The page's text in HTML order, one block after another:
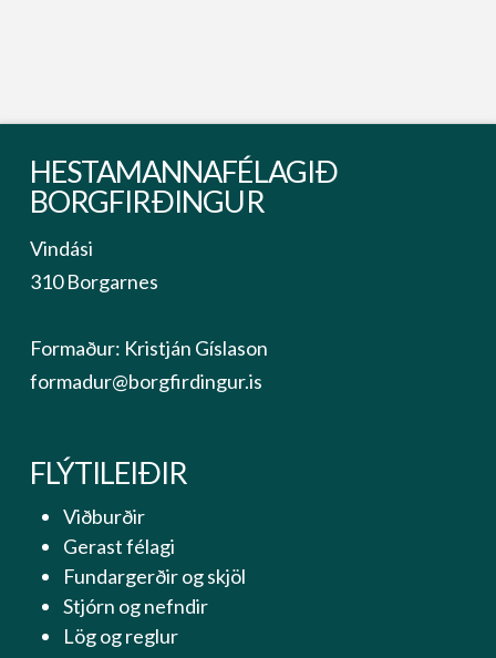
HESTAMANNAFÉLAGIÐ
BORGFIRÐINGUR
Vindási
310 Borgarnes
Formaður: Kristján Gíslason
formadur@borgfirdingur.is
FLÝTILEIÐIR
Viðburðir
Gerast félagi
Fundargerðir og skjöl
Stjórn og nefndir
Lög og reglur